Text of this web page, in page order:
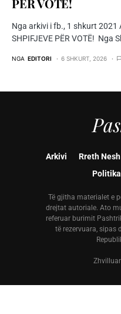
Nga arkivi i fb., 1 shkurt 2021
SHPIFJEVE PËR VOTË! Nga
NGA EDITORI 6 SHKURT, 2026
Arkivi Rreth Nesh
Të gjitha materialet e
drejtat autoriale. Ato
referuar burimit
të rezervuara, sipas